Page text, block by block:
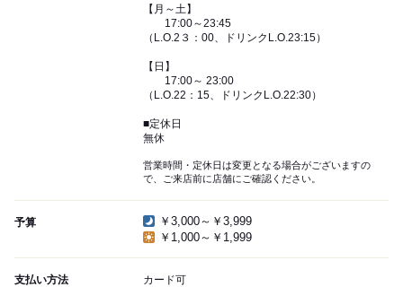
【月～土】
17:00～23:45
（L.O.2３：00、ドリンクL.O.23:15）
【日】
17:00～ 23:00
（L.O.22：15、ドリンクL.O.22:30）
■定休日
無休
営業時間・定休日は変更となる場合がございますの
で、ご来店前に店舗にご確認ください。
予算
￥3,000～￥3,999
￥1,000～￥1,999
支払い方法 カード可